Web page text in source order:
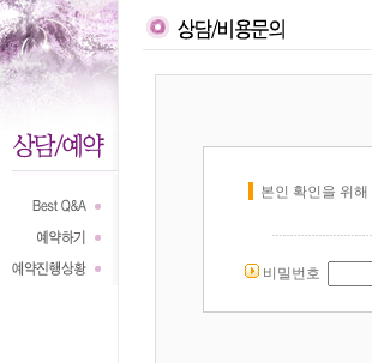
본인 확인을 위
비밀번호